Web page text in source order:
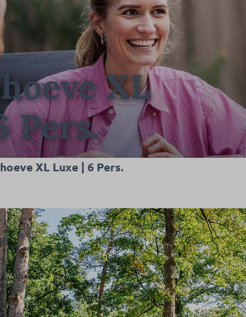
XL
Pers.
XL Luxe | 6 Pers.